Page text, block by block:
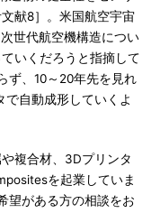
献8］。米国航空宇宙
世代航空機構造につい
いくだろうと指摘して
ず、10～20年先を見れ
自動成形していくよ
複合材、3Dプリンタ
を起業していま
望がある方の相談をお